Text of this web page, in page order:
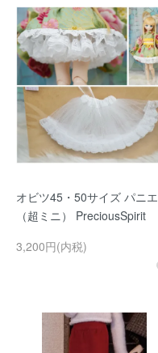
オビツ45・50サイズ パニエ
（超ミニ） PreciousSpirit
3,200円(内税)